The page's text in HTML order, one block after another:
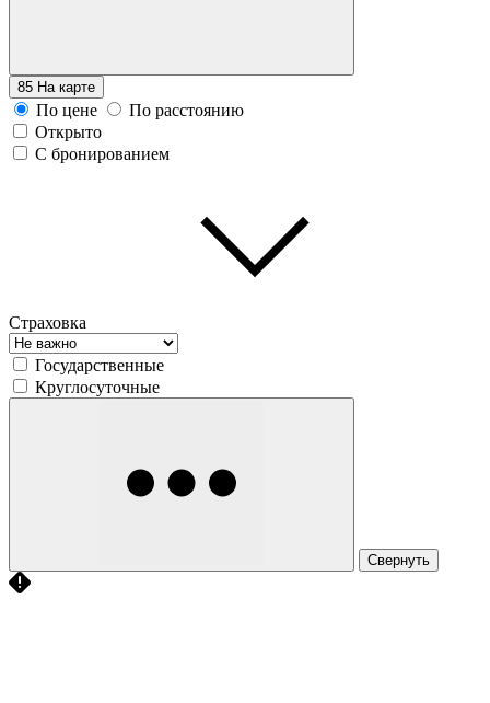
85 На карте
По цене
По расстоянию
Открыто
С бронированием
Страховка
Государственные
Круглосуточные
Свернуть